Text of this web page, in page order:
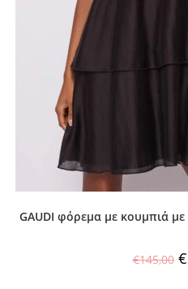
GAUDI φόρεμα με κουμπιά
€145,00 €